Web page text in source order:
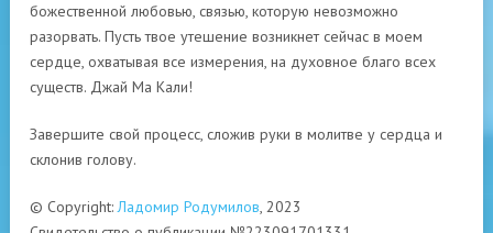
божественной любовью, связью, которую невозможно
разорвать. Пусть твое утешение возникнет сейчас в моем
сердце, охватывая все измерения, на духовное благо всех
существ. Джай Ма Кали!
Завершите свой процесс, сложив руки в молитве у сердца и
склонив голову.
© Copyright:Ладомир Родумилов, 2023